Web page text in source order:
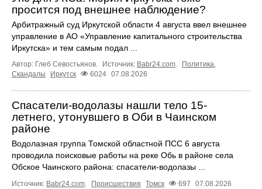
просится под внешнее наблюдение?
Арбитражный суд Иркутской области 4 августа ввел внешнее
управление в АО «Управление капитального строительства
Иркутска» и тем самым подал ...
Автор: Глеб Севостьянов. Источник: Babr24.com Политика
Скандалы
Иркутск 6024 07.08.2026
Спасатели-водолазы нашли тело 15-
летнего, утонувшего в Оби в Чаинском
районе
Водолазная группа Томской областной ПСС 6 августа
проводила поисковые работы на реке Обь в районе села
Обское Чаинского района: спасатели-водолазы ...
Источник: Babr24.com Происшествия Томск 697 07.08.2026